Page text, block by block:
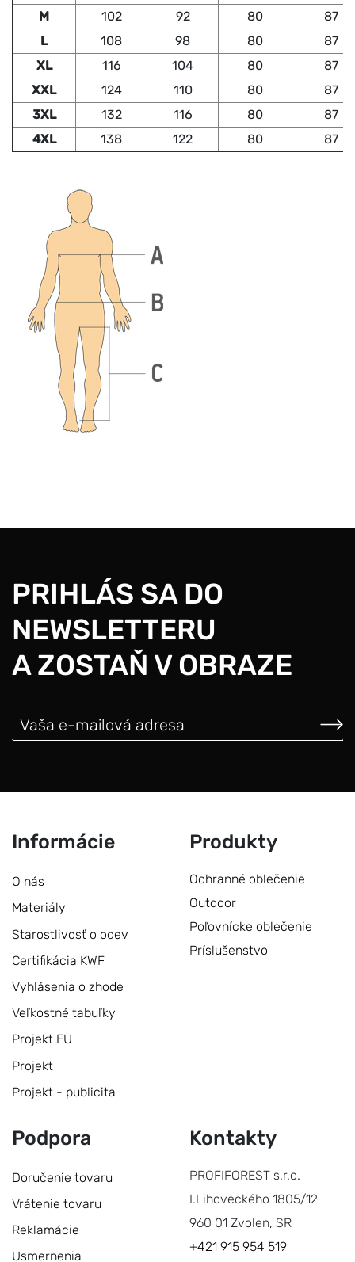
M
102 92 80
87
L
108 98 80
87
XL
116 104 80
87
XXL
124 110 80
87
3XL
132 116 80
87
4XL
138 122 80 87
PRIHLÁS SA DO
NEWSLETTERU
A ZOSTAŇ V OBRAZE
Informácie
O nás
Materiály
Starostlivosť o odev
Certifikácia KWF
Vyhlásenia o zhode
Veľkostné tabuľky
Projekt EU
Projekt
Projekt - publicita
Produkty
Ochranné oblečenie
Outdoor
Poľovnícke oblečenie
Príslušenstvo
Podpora
Doručenie tovaru
Vrátenie tovaru
Reklamácie
Usmernenia
Kontakty
PROFIFOREST s.r.o.
I.Lihoveckého 1805/12
960 01 Zvolen, SR
+421 915 954 519